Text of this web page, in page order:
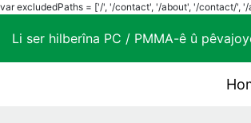
var excludedPaths = ['/', '/contact', '/about', '/contact/',
Li ser hilberîna PC / PMMA-ê û